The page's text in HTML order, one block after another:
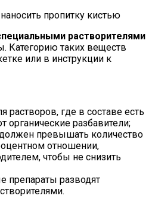
пропитку кистью
растворителями
Категорию таких веществ
или в инструкции к
растворов, где в составе есть
органические разбавители;
превышать количество
отношении,
чтобы не снизить
препараты разводят